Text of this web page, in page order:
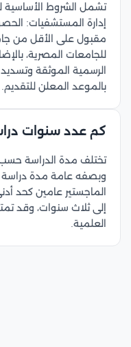
تشمل الشروط
إدارة المستشفيات:
مقبول على الأقل من
للجامعات المصرية،
الرسمية الموثقة وتسديد
بالموعد المعلن للتقديم.
كم عدد سنوات
تختلف مدة الدراسة حسب
وبصفه عامة مدة دراسة
الماجستير عامين كحد
إلى ثلاث سنوات، وقد
العلمية.